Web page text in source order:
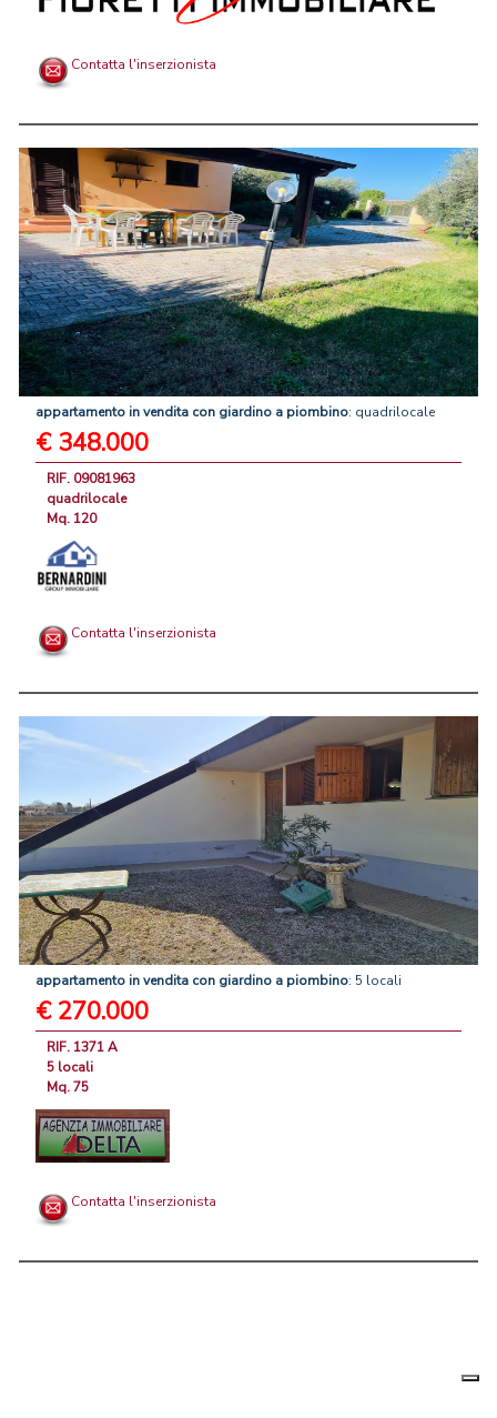
Contatta l'inserzionista
appartamento invendita con giardino a piombino: quadrilocale
€ 348.000
RIF. 09081963
quadrilocale
Mq. 120
Contatta l'inserzionista
appartamento invendita con giardino a piombino: 5 locali
€ 270.000
RIF. 1371 A
5 locali
Mq. 75
Contatta l'inserzionista